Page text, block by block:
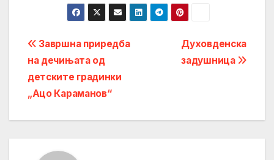
Post
navigation
Духовденска
задушница
Завршна приредба
на дечињата од
детските градинки
„Ацо Караманов“